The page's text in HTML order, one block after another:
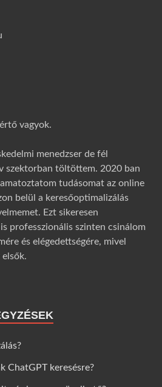
vagyok.
menedzser de fél
szektorban töltöttem. 2020 ban
tudásomat az online
belül a keresőoptimalizálás
Ezt sikeresen
professzionális szinten csinálom
és elégedettségére, mivel
elsők.
ChatGPT keresésre?